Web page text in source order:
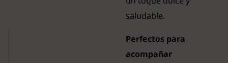
saludable.
Perfectos para
acompañar